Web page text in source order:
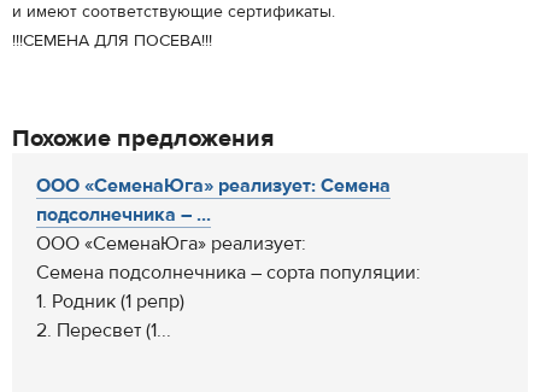
и имеют соответствующие сертификаты.
!!!СЕМЕНА ДЛЯ ПОСЕВА!!!
Похожие предложения
ООО «СеменаЮга» реализует: Семена
подсолнечника – ...
ООО «СеменаЮга» реализует:
Семена подсолнечника – сорта популяции:
1. Родник (1 репр)
2. Пересвет (1...